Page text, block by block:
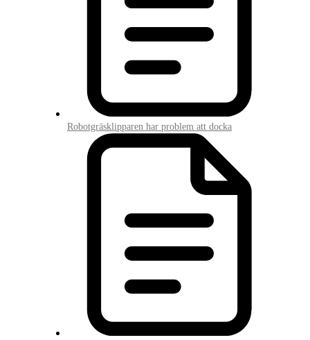
Robotgräsklipparen har problem att docka